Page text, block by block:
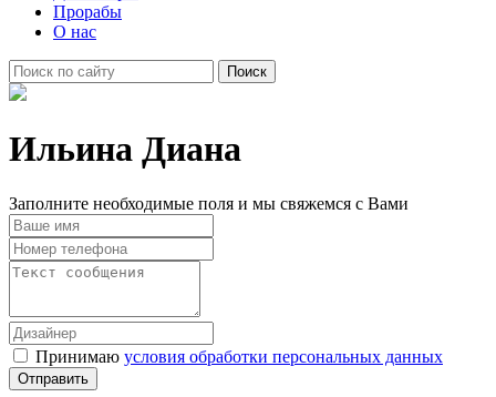
Прорабы
О нас
Ильина Диана
Заполните необходимые поля и мы свяжемся с Вами
Принимаю условия обработки персональных данных